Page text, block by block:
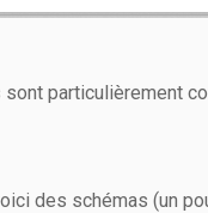
sont particulièrement
des schémas (un